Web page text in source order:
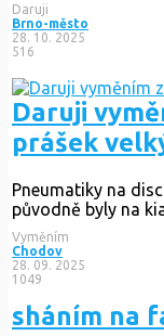
Daruji
Brno-město
28. 10. 2025
516
Daruji
prášek
Pneumatiky na
původně byly na
Vyměním
Chodov
28. 09. 2025
1049
sháním na